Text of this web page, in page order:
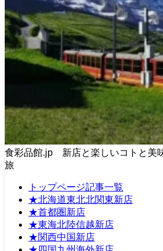
食彩品館.jp 新店と楽しいコトと美
旅
トップページ記事一覧
★北海道東北北関東新店
★首都圏新店
★東海北陸信越新店
★関西中国新店